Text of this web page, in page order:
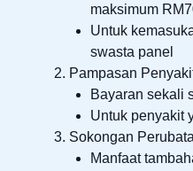
maksimum
Untuk
swasta panel
Pampasan
Bayaran sekali
Untuk penyakit
Sokongan
Manfaat